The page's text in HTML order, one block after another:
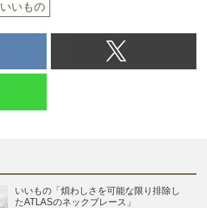
いいもの
いいもの「煩わしさを可能な限り排除し
たATLASのネックブレース」